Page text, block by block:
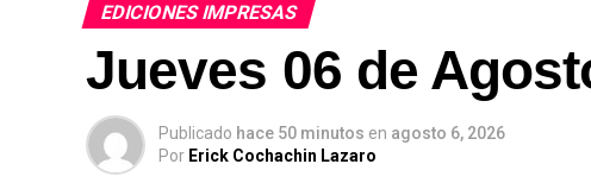
EDICIONES IMPRESAS
Jueves 06 de
Publicado hace 50 minutos en agosto 6, 2026
Por Erick Cochachin Lazaro